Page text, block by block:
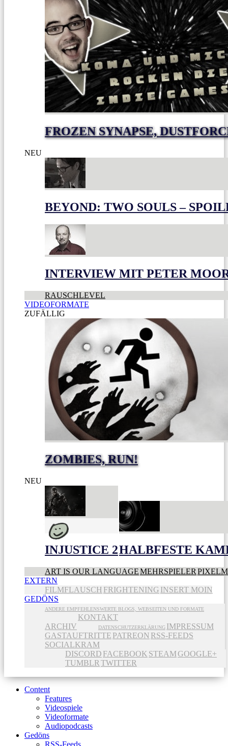
FROZEN SYNAPSE,
NEU
BEYOND: TWO SOULS –
INTERVIEW MIT PETER
RAUSCHLEVEL
VIDEOFORMATE
ZUFÄLLIG
ZOMBIES, RUN!
NEU
INJUSTICE 2HALBFESTE
ART IS OUR LANGUAGEMEHRSPIELER
EXTERN
FILMFLAUSCH FRIGHTENING INSERT MOIN
GEDÖNS
ANDERE EMPFEHLENSWERTE BLOGS, WEBSEITEN UND FORMATE
ARCHIV
KONTAKT
DATENSCHUTZERKLÄRUNG IMPRESSUM
GASTAUFTRITTE PATREON RSS-FEEDS
SOCIALKRAM
DISCORD FACEBOOK STEAMGOOGLE+
TUMBLR TWITTER
Content
Features
Videospiele
Videoformate
Audiopodcasts
Gedöns